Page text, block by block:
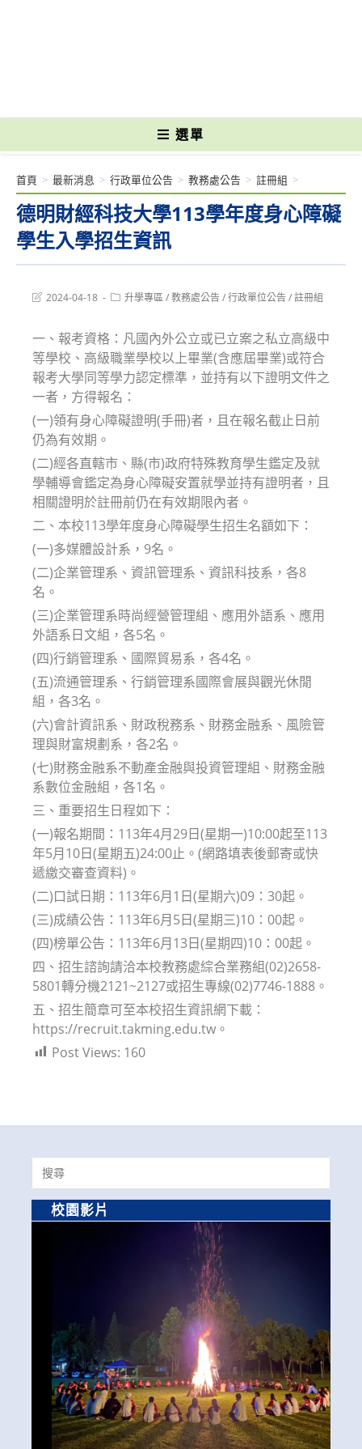
選單
德明財經科技大學113學年度身心障礙
學生入學招生資訊
首頁 > 最新消息 > 行政單位公告 > 教務處公告 > 註冊組 >
Post2024-04-18
Post升學專區/教務處公告/行政單位公告/註冊組
一、報考資格：凡國內外公立或已立案之私立高級中
等學校、高級職業學校以上畢業(含應屆畢業)或符合
報考大學同等學力認定標準，並持有以下證明文件之
一者，方得報名：
(一)領有身心障礙證明(手冊)者，且在報名截止日前
仍為有效期。
(二)經各直轄市、縣(市)政府特殊教育學生鑑定及就
學輔導會鑑定為身心障礙安置就學並持有證明者，且
相關證明於註冊前仍在有效期限內者。
二、本校113學年度身心障礙學生招生名額如下：
(一)多媒體設計系，9名。
(二)企業管理系、資訊管理系、資訊科技系，各8
名。
(三)企業管理系時尚經營管理組、應用外語系、應用
外語系日文組，各5名。
(四)行銷管理系、國際貿易系，各4名。
(五)流通管理系、行銷管理系國際會展與觀光休閒
組，各3名。
(六)會計資訊系、財政稅務系、財務金融系、風險管
理與財富規劃系，各2名。
(七)財務金融系不動產金融與投資管理組、財務金融
系數位金融組，各1名。
三、重要招生日程如下：
(一)報名期間：113年4月29日(星期一)10:00起至113
年5月10日(星期五)24:00止。(網路填表後郵寄或快
遞繳交審查資料)。
(二)口試日期：113年6月1日(星期六)09：30起。
(三)成績公告：113年6月5日(星期三)10：00起。
(四)榜單公告：113年6月13日(星期四)10：00起。
四、招生諮詢請洽本校教務處綜合業務組(02)2658-
5801轉分機2121~2127或招生專線(02)7746-1888。
五、招生簡章可至本校招生資訊網下載：
https://recruit.takming.edu.tw。
Post Views: 160
Search
for:
校園影片